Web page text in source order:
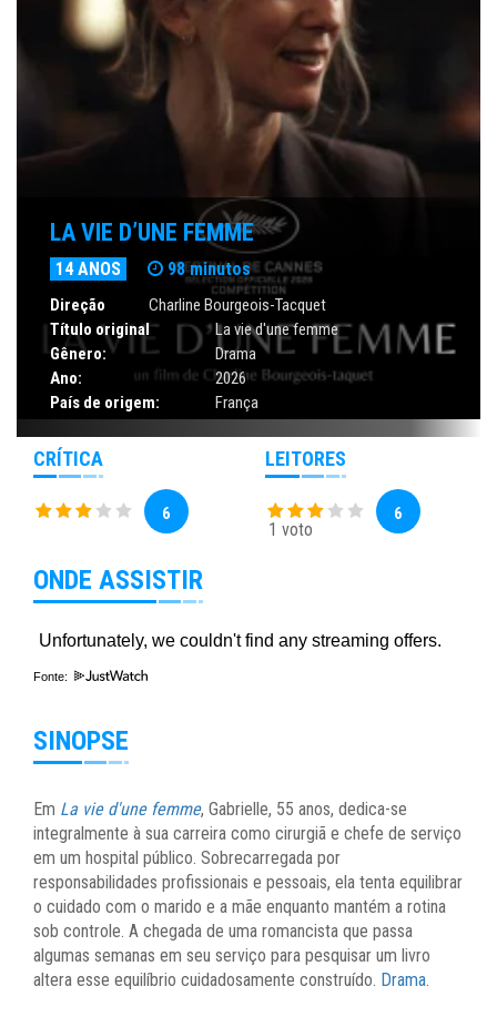
LA VIE D’UNE FEMME
14 ANOS 98 minutos
Direção
Charline Bourgeois-Tacquet
Título original
La vie d'une femme
Gênero:
Drama
Ano:
2026
País de origem:
França
CRÍTICA
6
LEITORES
1 voto
6
ONDE ASSISTIR
Fonte:
SINOPSE
Em La vie d'une femme, Gabrielle, 55 anos, dedica-se
integralmente à sua carreira como cirurgiã e chefe de serviço
em um hospital público. Sobrecarregada por
responsabilidades profissionais e pessoais, ela tenta equilibrar
o cuidado com o marido e a mãe enquanto mantém a rotina
sob controle. A chegada de uma romancista que passa
algumas semanas em seu serviço para pesquisar um livro
altera esse equilíbrio cuidadosamente construído. Drama.